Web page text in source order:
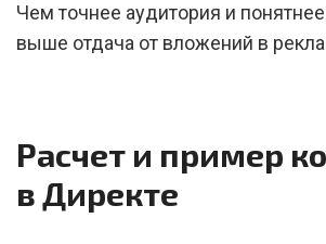
Чем точнее аудитория и
выше отдача от вложений в
Расчет и пример
в Директе